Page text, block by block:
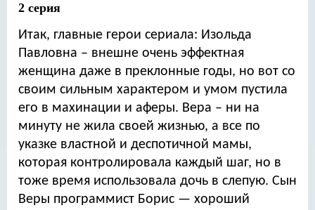
2 серия
Итак, главные герои сериала: Изольда
Павловна – внешне очень эффектная
женщина даже в преклонные годы, но вот со
своим сильным характером и умом пустила
его в махинации и аферы. Вера – ни на
минуту не жила своей жизнью, а все по
указке властной и деспотичной мамы,
которая контролировала каждый шаг, но в
тоже время использовала дочь в слепую. Сын
Веры программист Борис — хороший